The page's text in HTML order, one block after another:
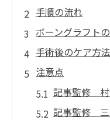
手順の流れ
ボーングラフト
手術後のケア方法
注意点
記事監修 村
記事監修 三